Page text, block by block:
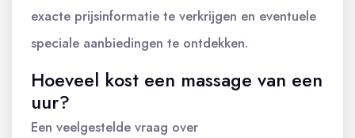
exacte prijsinformatie te verkrijgen en eventuele
speciale aanbiedingen te ontdekken.
Hoeveel kost een massage van een
uur?
Een veelgestelde vraag over